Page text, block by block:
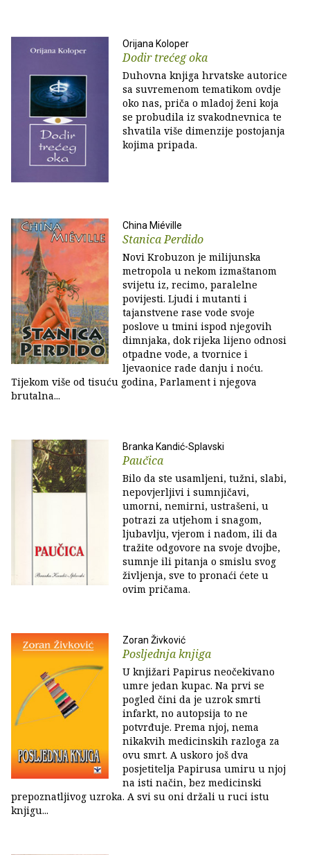
Orijana Koloper
Dodir trećeg oka
Duhovna knjiga hrvatske autorice
sa suvremenom tematikom ovdje
oko nas, priča o mladoj ženi koja
se probudila iz svakodnevnica te
shvatila više dimenzije postojanja
kojima pripada.
China Miéville
Stanica Perdido
Novi Krobuzon je milijunska
metropola u nekom izmaštanom
svijetu iz, recimo, paralelne
povijesti. Ljudi i mutanti i
tajanstvene rase vode svoje
poslove u tmini ispod njegovih
dimnjaka, dok rijeka lijeno odnosi
otpadne vode, a tvornice i
ljevaonice rade danju i noću.
Tijekom više od tisuću godina, Parlament i njegova
brutalna...
Branka Kandić-Splavski
Paučica
Bilo da ste usamljeni, tužni, slabi,
nepovjerljivi i sumnjičavi,
umorni, nemirni, ustrašeni, u
potrazi za utjehom i snagom,
ljubavlju, vjerom i nadom, ili da
tražite odgovore na svoje dvojbe,
sumnje ili pitanja o smislu svog
življenja, sve to pronaći ćete u
ovim pričama.
Zoran Živković
Posljednja knjiga
U knjižari Papirus neočekivano
umre jedan kupac. Na prvi se
pogled čini da je uzrok smrti
infarkt, no autopsija to ne
potvrđuje. Prema njoj, nema
nikakvih medicinskih razloga za
ovu smrt. A uskoro još dva
posjetitelja Papirusa umiru u njoj
na isti način, bez medicinski
prepoznatljivog uzroka. A svi su oni držali u ruci istu
knjigu...